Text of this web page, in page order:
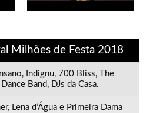
Milhões de Festa 2018
Indignu, 700 Bliss, The
Band, DJs da Casa.
Lena d’Água e Primeira Dama